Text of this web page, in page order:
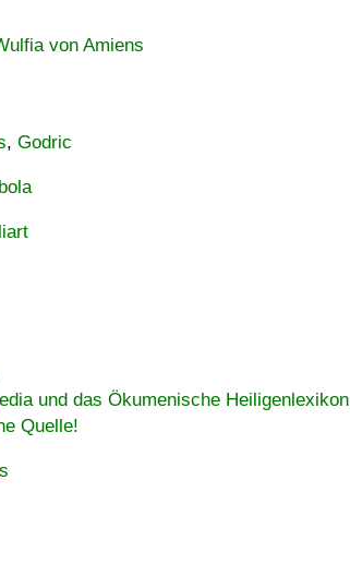
von Amiens
, Godric
und das Ökumenische Heiligenlexikon
Quelle!